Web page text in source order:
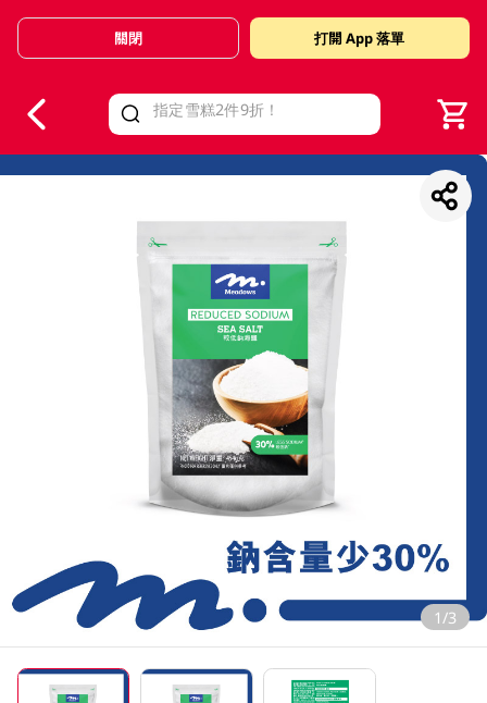
Valid Until 30 June 2026
關閉 打開 App 落單
1/3